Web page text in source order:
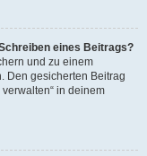
eines Beitrags?
und zu einem
Den gesicherten Beitrag
in deinem